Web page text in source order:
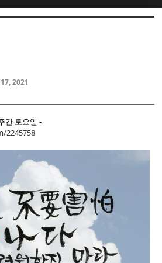
2021
간 토요일 -
2245758
케치북5
케치북5
케치북5
케치북5